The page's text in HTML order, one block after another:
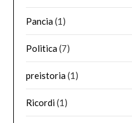
Pancia(1)
Politica(7)
preistoria(1)
Ricordi(1)